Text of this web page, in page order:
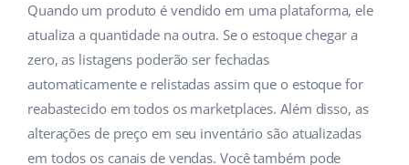
română
Quando um produto é vendido em uma plataforma, ele
atualiza a quantidade na outra. Se o estoque chegar a
zero, as listagens poderão ser fechadas
automaticamente e relistadas assim que o estoque for
reabastecido em todos os marketplaces. Além disso, as
alterações de preço em seu inventário são atualizadas
em todos os canais de vendas. Você também pode